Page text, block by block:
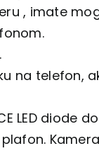
, imate
na telefon,
LED diode